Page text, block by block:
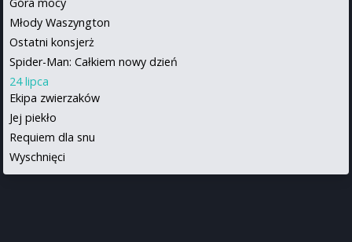
Młody Waszyngton
Ostatni konsjerż
Spider-Man: Całkiem nowy dzień
24 lipca
Ekipa zwierzaków
Jej piekło
Requiem dla snu
Wyschnięci